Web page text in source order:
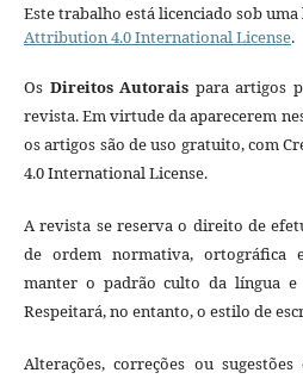
Este trabalho está licenciado sob uma
Attribution 4.0 International License.
Os Direitos Autorais para artigos
revista. Em virtude da aparecerem
os artigos são de uso gratuito, com
4.0 International License.
A revista se reserva o direito de
de ordem normativa, ortográfica
manter o padrão culto da língua
Respeitará, no entanto, o estilo de
Alterações, correções ou